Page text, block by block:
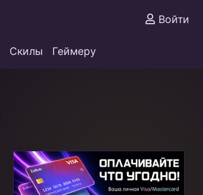
Войти
Скилы Геймеру